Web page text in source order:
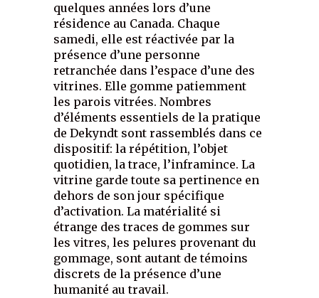
quelques années lors d’une
résidence au Canada. Chaque
samedi, elle est réactivée par la
présence d’une personne
retranchée dans l’espace d’une des
vitrines. Elle gomme patiemment
les parois vitrées. Nombres
d’éléments essentiels de la pratique
de Dekyndt sont rassemblés dans ce
dispositif: la répétition, l’objet
quotidien, la trace, l’inframince. La
vitrine garde toute sa pertinence en
dehors de son jour spécifique
d’activation. La matérialité si
étrange des traces de gommes sur
les vitres, les pelures provenant du
gommage, sont autant de témoins
discrets de la présence d’une
humanité au travail.